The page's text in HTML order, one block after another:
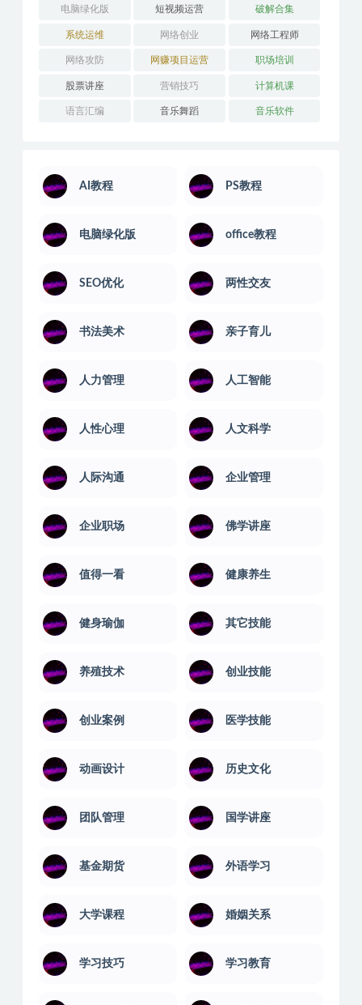
电脑绿化版 短视频运营 破解合集
系统运维 网络创业 网络工程师
网络攻防 网赚项目运营 职场培训
股票讲座 营销技巧 计算机课
语言汇编 音乐舞蹈 音乐软件
AI教程 PS教程
电脑绿化版 office教程
SEO优化 两性交友
书法美术 亲子育儿
人力管理 人工智能
人性心理 人文科学
人际沟通 企业管理
企业职场 佛学讲座
值得一看 健康养生
健身瑜伽 其它技能
养殖技术 创业技能
创业案例 医学技能
动画设计 历史文化
团队管理 国学讲座
基金期货 外语学习
大学课程 婚姻关系
学习技巧 学习教育